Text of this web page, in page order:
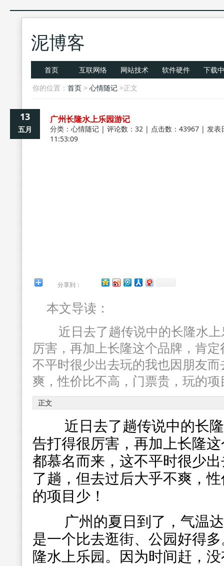
泥博客
首页 互联网络 网站技术 软件硬件
下载
你的位置： 首页 > 心情随记 >正文
13
五月
广州长隆水上乐园游记
分类： 心情随记 | 评论数：32 | 点击数：43967 | 发表
11:53:09
分享到：
本文导读：
近日去了趟传说中的长隆水
厉害，再加上长隆这个品牌，肯
不平时很少出去玩的我也因朋友
爽，性价比不高，门票贵，玩的
正文
近日去了趟传说中的长
告打得很厉害，再加上长隆
都慕名而来，这不平时很少
了趟，但去过后大乎不爽，
的项目少！
广州的夏日到了，气温
是一个比去逛街、公园好得
隆水上乐园。因为时间赶，